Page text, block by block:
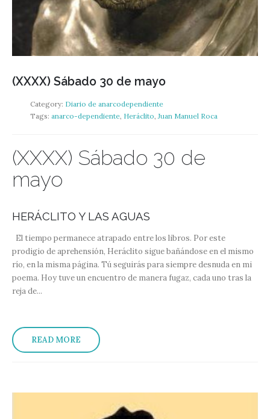
(XXXX) Sábado 30 de mayo
Category: Diario de anarcodependiente
Tags: anarco-dependiente Heráclito Juan Manuel Roca
(XXXX) Sábado 30 de
mayo
HERÁCLITO Y LAS AGUAS
El tiempo permanece atrapado entre los libros. Por este
prodigio de aprehensión, Heráclito sigue bañándose en el mismo
río, en la misma página. Tú seguirás para siempre desnuda en mi
poema. Hoy tuve un encuentro de manera fugaz, cada uno tras la
reja de...
READ MORE